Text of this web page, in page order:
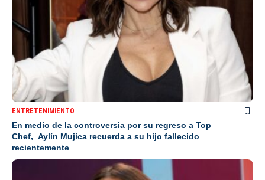
ENTRETENIMIENTO
En medio de la controversia por su regreso a Top
Chef, Aylín Mujica recuerda a su hijo fallecido
recientemente